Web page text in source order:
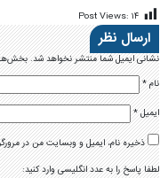
Post Views: ۱۴
ارسال نظر
نشانی ایمیل شما منتشر نخواهد شد.
نام*
ایمیل*
ذخیره نام، ایمیل و وبسایت من در
لطفا پاسخ را به عدد انگلیسی وارد کنید: